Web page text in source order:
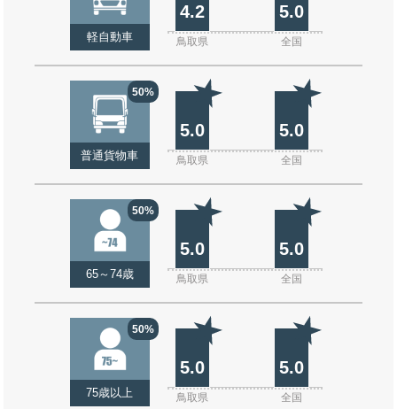
軽自動車
4.2 5.0
鳥取県 全国
50%
普通貨物車
5.0 5.0
鳥取県 全国
50%
65～74歳
5.0 5.0
鳥取県 全国
50%
75歳以上
5.0 5.0
鳥取県 全国